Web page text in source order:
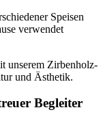
Speisen
verwendet
unserem Zirbenholz-
und Ästhetik.
Begleiter